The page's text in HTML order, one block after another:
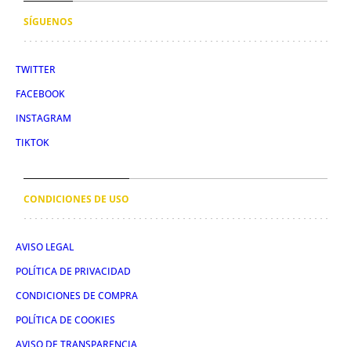
SÍGUENOS
TWITTER
FACEBOOK
INSTAGRAM
TIKTOK
CONDICIONES DE USO
AVISO LEGAL
POLÍTICA DE PRIVACIDAD
CONDICIONES DE COMPRA
POLÍTICA DE COOKIES
AVISO DE TRANSPARENCIA